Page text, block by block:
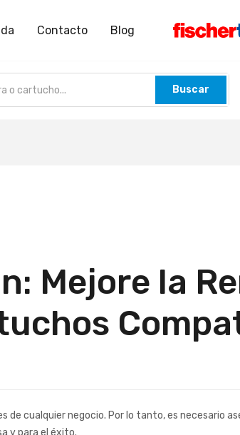
Contacto Blog
Buscar
Mejore la
cualquier negocio. Por lo tanto, es necesario